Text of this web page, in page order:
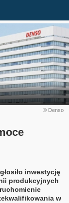
© Denso
inwestycję
produkcyjnych
w